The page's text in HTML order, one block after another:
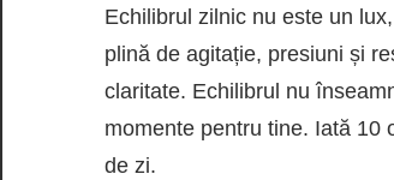
Echilibrul zilnic nu este un
plină de agitație, presiuni și
claritate. Echilibrul nu
momente pentru tine. Iată 10
de zi.